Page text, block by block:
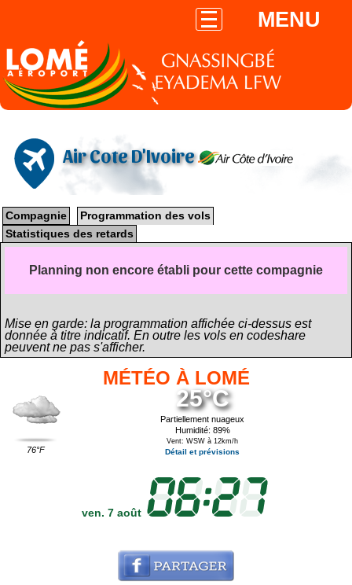
MENU
Air Cote D'Ivoire
Compagnie
Programmation des vols
Statistiques des retards
Planning non encore établi pour cette compagnie
Mise en garde: la programmation affichée ci-dessus est
donnée à titre indicatif. En outre les vols en codeshare
peuvent ne pas s'afficher.
MÉTÉO À LOMÉ
76°F
25°C
Partiellement nuageux
Humidité: 89%
Vent: WSW à 12km/h
Détail et prévisions
ven. 7 août